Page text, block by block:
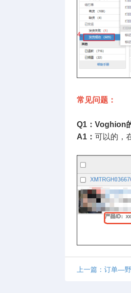
常见问题：
Q1：Voghion
A1： 可以的，
上一篇：订单—